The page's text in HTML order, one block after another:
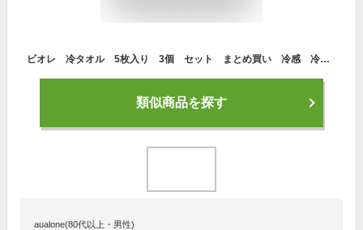
ビオレ 冷タオル 5枚入り 3個 セット まとめ買い 冷感 冷たい スポーツ 登山 アウトドア 使い捨て ひんやり 無香性 持ち歩き 携帯 農作業 差し入れ 熱中症 首かけ ネック 長め 長い タオル 大きい
類似商品を探す
aualone(80代以上・男性)